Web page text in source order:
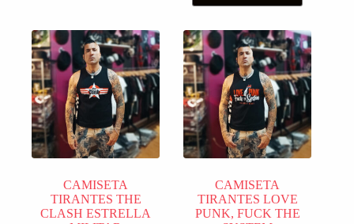
CAMISETA
TIRANTES THE
CLASH ESTRELLA
CAMISETA
TIRANTES LOVE
PUNK, FUCK THE